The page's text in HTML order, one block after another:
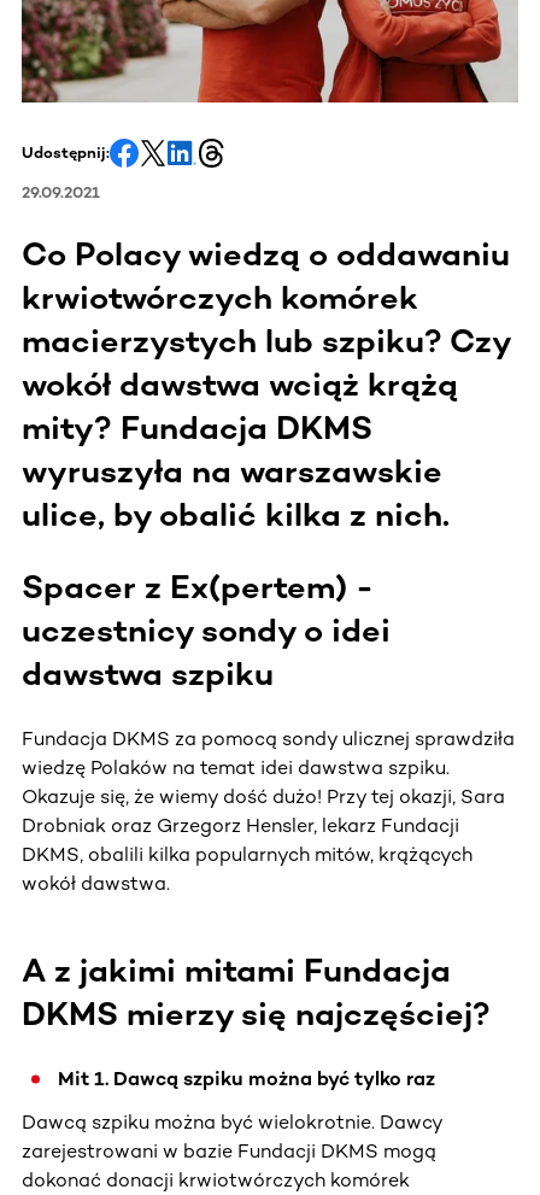
Udostępnij:
29.09.2021
Co Polacy wiedzą o oddawaniu
krwiotwórczych komórek
macierzystych lub szpiku? Czy
wokół dawstwa wciąż krążą
mity? Fundacja DKMS
wyruszyła na warszawskie
ulice, by obalić kilka z nich.
Spacer z Ex(pertem) -
uczestnicy sondy o idei
dawstwa szpiku
Fundacja DKMS za pomocą sondy ulicznej sprawdziła
wiedzę Polaków na temat idei dawstwa szpiku.
Okazuje się, że wiemy dość dużo! Przy tej okazji, Sara
Drobniak oraz Grzegorz Hensler, lekarz Fundacji
DKMS, obalili kilka popularnych mitów, krążących
wokół dawstwa.
A z jakimi mitami Fundacja
DKMS mierzy się najczęściej?
Mit 1. Dawcą szpiku można być tylko raz
Dawcą szpiku można być wielokrotnie. Dawcy
zarejestrowani w bazie Fundacji DKMS mogą
dokonać donacji krwiotwórczych komórek